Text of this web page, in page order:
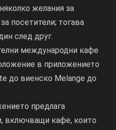
желания за
посетители; тогава
след друг.
международни кафе
в приложението
до виенско Melange до
предлага
включващи кафе, които